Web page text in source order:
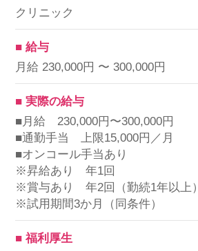
クリニック
■ 給与
月給 230,000円 〜 300,000円
■ 実際の給与
■月給 230,000円〜300,000円
■通勤手当 上限15,000円／月
■オンコール手当あり
※昇給あり 年1回
※賞与あり 年2回（勤続1年以上）
※試用期間3か月（同条件）
■ 福利厚生